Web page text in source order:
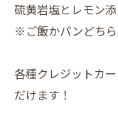
硫黄岩塩とレモン
※ご飯かパンどち
各種クレジットカ
だけます！